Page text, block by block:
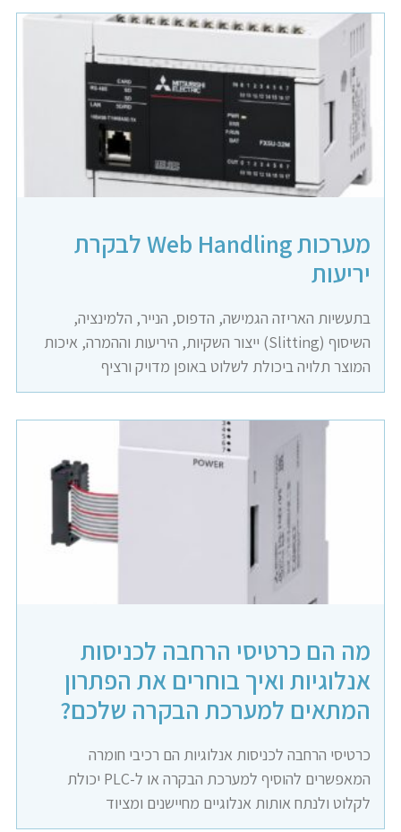
מערכות Web Handling לבקרת
יריעות
בתעשיות האריזה הגמישה, הדפוס, הנייר, הלמינציה,
השיסוף (Slitting) ייצור השקיות, היריעות וההמרה, איכות
המוצר תלויה ביכולת לשלוט באופן מדויק ורציף
מה הם כרטיסי הרחבה לכניסות
אנלוגיות ואיך בוחרים את הפתרון
המתאים למערכת הבקרה שלכם?
כרטיסי הרחבה לכניסות אנלוגיות הם רכיבי חומרה
המאפשרים להוסיף למערכת הבקרה או ל-PLC יכולת
לקלוט ולנתח אותות אנלוגיים מחיישנים ומציוד